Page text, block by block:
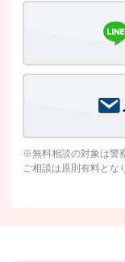
※無料相談の対象は警
ご相談は原則有料とな